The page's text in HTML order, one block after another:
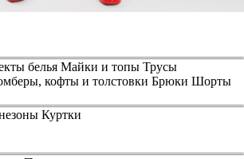
белья Майки и топы Трусы
кофты и толстовки Брюки Шорты
Куртки